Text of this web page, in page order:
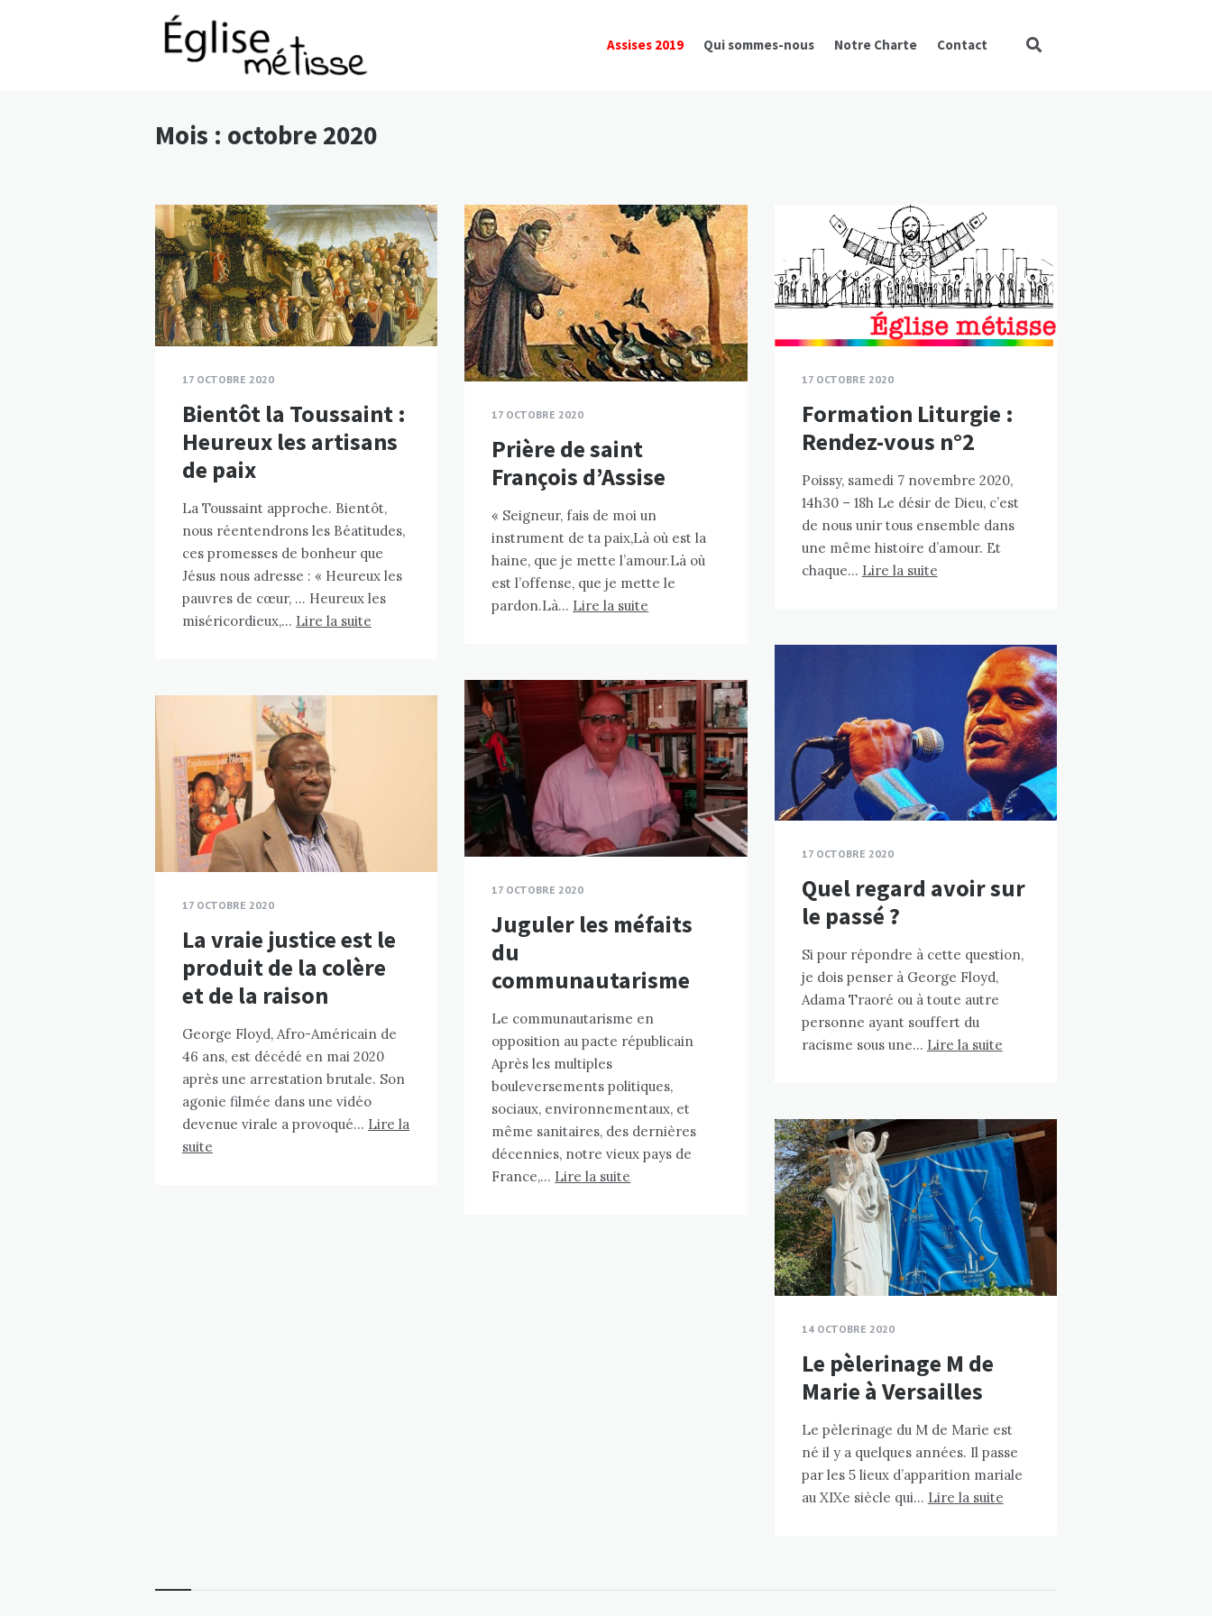
Assises 2019 Qui sommes-nous Notre Charte Contact
Mois : octobre 2020
17 OCTOBRE 2020
Bientôt la Toussaint :
Heureux les artisans
de paix
La Toussaint approche. Bientôt,
nous réentendrons les Béatitudes,
ces promesses de bonheur que
Jésus nous adresse : « Heureux les
pauvres de cœur, … Heureux les
miséricordieux,… Lire la suite
17 OCTOBRE 2020
Prière de saint
François d’Assise
« Seigneur, fais de moi un
instrument de ta paix,Là où est la
haine, que je mette l’amour.Là où
est l’offense, que je mette le
pardon.Là… Lire la suite
17 OCTOBRE 2020
Formation Liturgie :
Rendez-vous n°2
Poissy, samedi 7 novembre 2020,
14h30 – 18h Le désir de Dieu, c’est
de nous unir tous ensemble dans
une même histoire d’amour. Et
chaque… Lire la suite
17 OCTOBRE 2020
Quel regard avoir sur
le passé ?
Si pour répondre à cette question,
je dois penser à George Floyd,
Adama Traoré ou à toute autre
personne ayant souffert du
racisme sous une… Lire la suite
17 OCTOBRE 2020
Juguler les méfaits
du
communautarisme
Le communautarisme en
opposition au pacte républicain
Après les multiples
bouleversements politiques,
sociaux, environnementaux, et
même sanitaires, des dernières
décennies, notre vieux pays de
France,… Lire la suite
17 OCTOBRE 2020
La vraie justice est le
produit de la colère
et de la raison
George Floyd, Afro-Américain de
46 ans, est décédé en mai 2020
après une arrestation brutale. Son
agonie filmée dans une vidéo
devenue virale a provoqué… Lire la
suite
14 OCTOBRE 2020
Le pèlerinage M de
Marie à Versailles
Le pèlerinage du M de Marie est
né il y a quelques années. Il passe
par les 5 lieux d’apparition mariale
au XIXe siècle qui… Lire la suite